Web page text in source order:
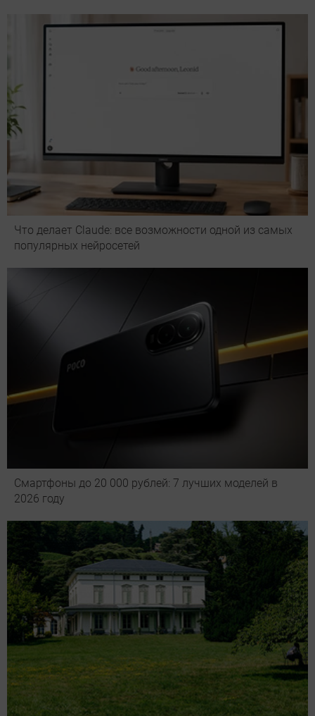
Что делает Сlaude: все возможности одной из самых
популярных нейросетей
Смартфоны до 20 000 рублей: 7 лучших моделей в
2026 году